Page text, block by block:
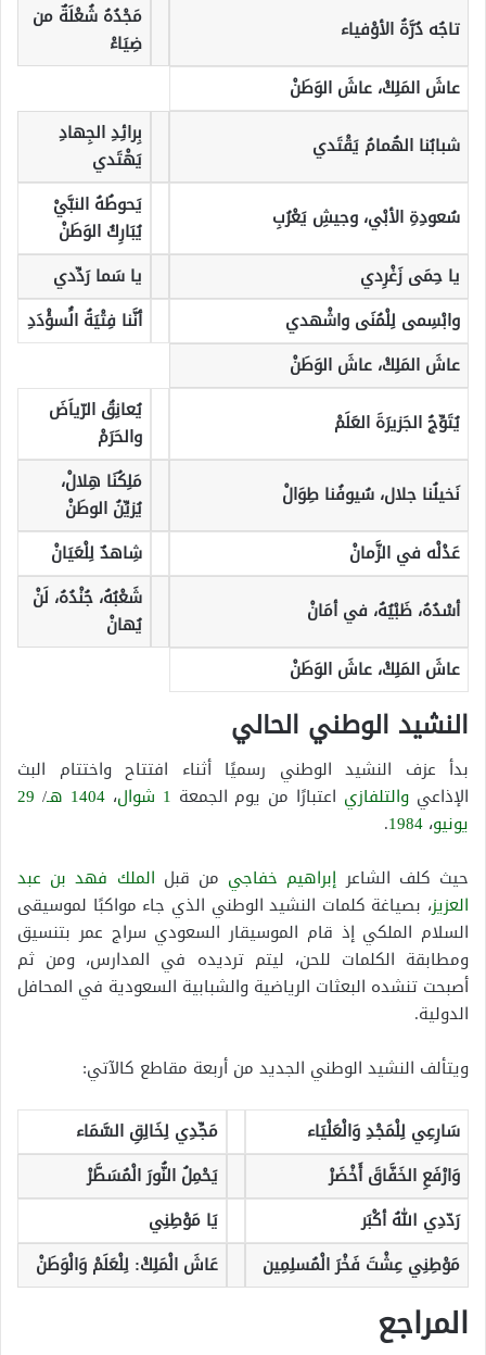
تاجُه دُرَّةُ الأوْفياء
مَجْدُهُ شُعْلَةٌ من
ضِيَاءْ
عاشَ المَلِكْ، عاشَ الوَطَنْ
شبابُنا الهُمامُ يَقْتَدي
بِرائِدِ الجِهادِ
يَهْتَدي
سُعودِةِ الأبْي، وجيشِ يَعْرُبِ
يَحوطُهُ النبَّيْ
يُبَارِكُ الوَطَنْ
يا حِمَى زَغْرِدي
يا سَما رَدِّدي
وابْسِمى لِلْمُنَى واشْهدي
أنَّنا فِتْيَةُ الَُسؤْدَدِ
عاشَ المَلِكْ، عاشَ الوَطَنْ
يُتَوِّجُ الجَزيرَةَ العَلَمْ
يُعانِقُ الرّياَضَ
والحَرَمْ
نَخيلُنا جلال، سُيوفُنا طِوَالْ
مَلِكُنَا هِلالْ،
يُزيِّنُ الوطَنْ
عَدْلْه في الزَّمانْ
شِاهدٌ لِلْعَيَانْ
أسْدُهُ، ظَبْيُهُ، في أمَانْ
شَعْبُهُ، جُنْدُهُ، لَنْ
يُهانْ
عاشَ المَلِكْ، عاشَ الوَطَنْ
النشيد الوطني الحالي
بدأ عزف النشيد الوطني رسميًا أثناء افتتاح واختتام البث
الإذاعي والتلفازي اعتبارًا من يوم الجمعة 1 شوال ،1404 هـ /
29
يونيو، 1984
.
حيث كلف الشاعر إبراهيم خفاجي من قبل الملك فهد بن عبد
العزيز، بصياغة كلمات النشيد الوطني الذي جاء مواكبًا لموسيقى
السلام الملكي إذ قام الموسيقار السعودي سراج عمر بتنسيق
ومطابقة الكلمات للحن، ليتم ترديده في المدارس، ومن ثم
أصبحت تنشده البعثات الرياضية والشبابية السعودية في المحافل
الدولية.
ويتألف النشيد الوطني الجديد من أربعة مقاطع كالآتي:
سَارِعِي لِلْمَجْدِ وَالْعَلْيَاء
مَجِّدِي لِخَالِقِ السَّمَاء
وَارْفَعِ الخَفَّاقَ أَخْضَرْ
يَحْمِلُ النُّورَ الْمُسَطَّرْ
رَدّدِي اللهُ أكْبَر
يَا مَوْطِنِي
مَوْطِنِي عِشْتَ فَخْرَ الْمُسلِمِين
عَاشَ الْمَلِكْ: لِلْعَلَمْ وَالْوَطَنْ
المراجع